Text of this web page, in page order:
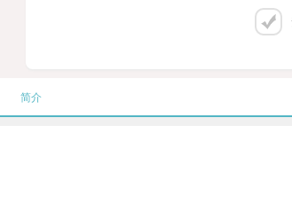
简介